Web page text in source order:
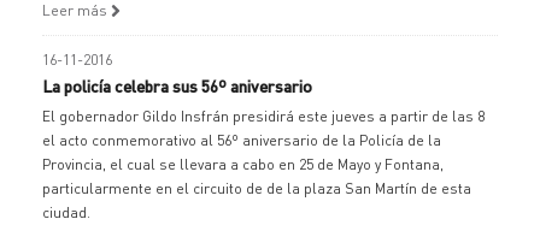
Leer más
16-11-2016
La policía celebra sus 56º aniversario
El gobernador Gildo Insfrán presidirá este jueves a partir de las 8
el acto conmemorativo al 56º aniversario de la Policía de la
Provincia, el cual se llevara a cabo en 25 de Mayo y Fontana,
particularmente en el circuito de de la plaza San Martín de esta
ciudad.